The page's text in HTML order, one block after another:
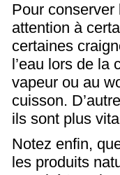
Pour
attention à
certaines
l’eau lors de la
vapeur ou au
cuisson.
ils sont plus
Notez enfin,
les produits